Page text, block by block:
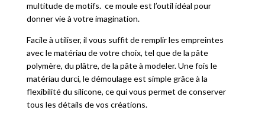
multitude de motifs. ce moule est l’outil idéal pour
donner vie à votre imagination.
Facile à utiliser, il vous suffit de remplir les empreintes
avec le matériau de votre choix, tel que de la pâte
polymère, du plâtre, de la pâte à modeler. Une fois le
matériau durci, le démoulage est simple grâce à la
flexibilité du silicone, ce qui vous permet de conserver
tous les détails de vos créations.